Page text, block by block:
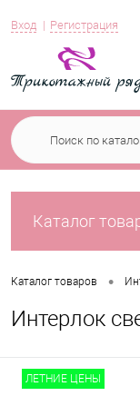
Вход Регистрация
Каталог
Каталог товаров •
Интерлок
ЛЕТНИЕ ЦЕНЫ